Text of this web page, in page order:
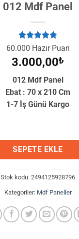
012 Mdf Panel
5
müşteri
dayanarak
üzerinden
aldı
60.000 Hazır Puan
3.000,00₺
012 Mdf Panel
Ebat : 70 x 210 Cm
1-7 İş Günü Kargo
SEPETE EKLE
Stok kodu: 2494125928796
Kategoriler: Mdf Paneller